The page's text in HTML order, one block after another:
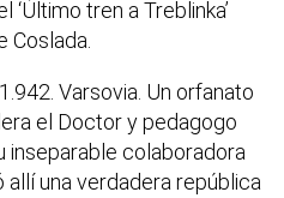
tren a Treblinka’
Coslada.
Varsovia. Un orfanato
el Doctor y pedagogo
inseparable colaboradora
allí una verdadera república